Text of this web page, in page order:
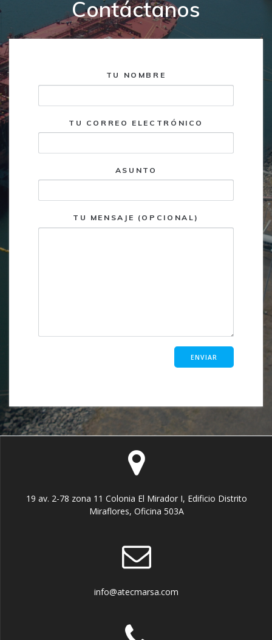
Contáctanos
TU NOMBRE
TU CORREO ELECTRÓNICO
ASUNTO
TU MENSAJE (OPCIONAL)
19 av. 2-78 zona 11 Colonia El Mirador I, Edificio Distrito
Miraflores, Oficina 503A
info@atecmarsa.com